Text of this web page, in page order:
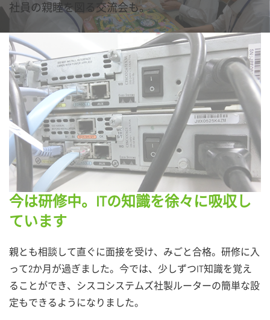
社員の親睦を図る交流会も。
今は研修中。ITの知識を徐々に吸収し
ています
親とも相談して直ぐに面接を受け、みごと合格。研修に入
って2か月が過ぎました。今では、少しずつIT知識を覚え
ることができ、シスコシステムズ社製ルーターの簡単な設
定もできるようになりました。